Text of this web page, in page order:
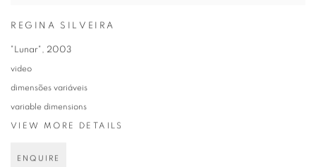
REGINA SILVEIRA
"Lunar" , 2003
video
dimensões variáveis
variable dimensions
VIEW MORE DETAILS
ENQUIRE